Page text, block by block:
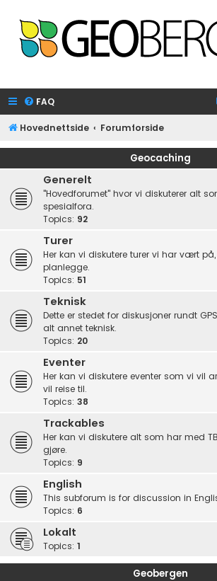
FAQ
Hovednettside Forumforside
Geocaching
Generelt
"Hovedforumet" hvor vi diskuterer alt
spesialfora.
Topics: 92
Turer
Her kan vi diskutere turer vi har vært
planlegge.
Topics: 51
Teknisk
Dette er stedet for diskusjoner rundt
alt annet teknisk.
Topics: 20
Eventer
Her kan vi diskutere eventer som vi vil
vil reise til.
Topics: 38
Trackables
Her kan vi diskutere alt som har med
gjøre.
Topics: 9
English
This subforum is for discussion in
Topics: 6
Lokalt
Topics: 1
Geobergen